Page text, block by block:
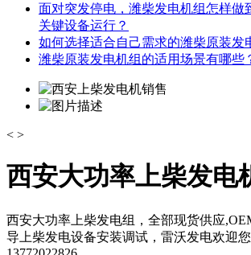
面对突发停电，潍柴发电机组怎样做
关键设备运行？
如何选择适合自己需求的潍柴原装发
潍柴原装发电机组的适用场景有哪些
< >
西安大功率上柴发电
西安大功率上柴发电组，全部现货供应
导上柴发电设备安装调试，雷沃发电欢迎